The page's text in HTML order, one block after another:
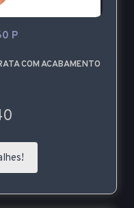
P
COM ACABAMENTO